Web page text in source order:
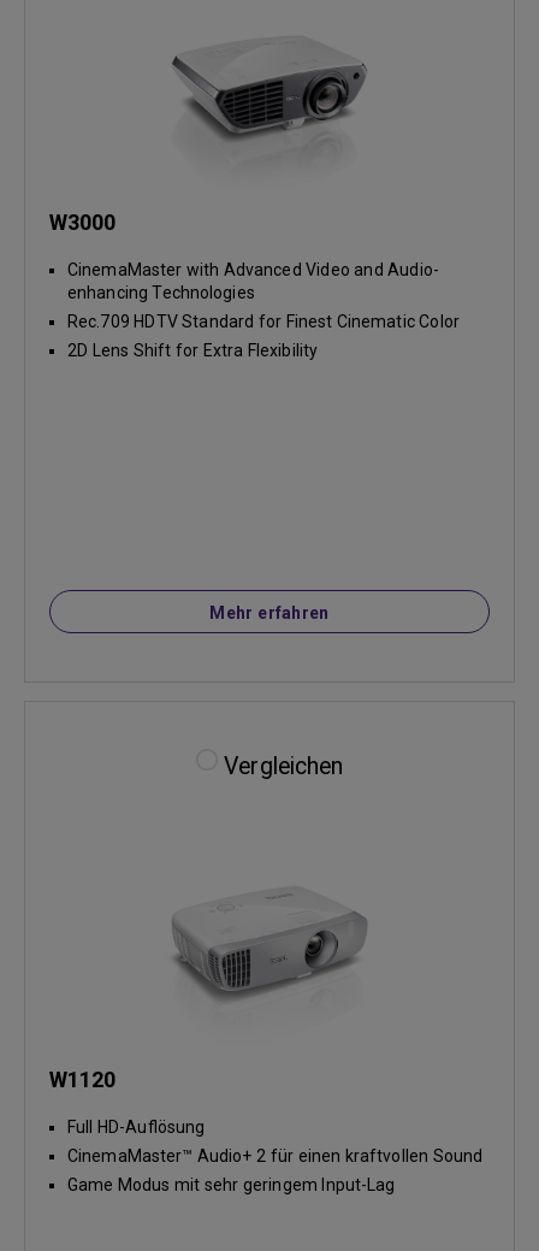
W3000
CinemaMaster with Advanced Video and Audio-
enhancing Technologies
Rec.709 HDTV Standard for Finest Cinematic Color
2D Lens Shift for Extra Flexibility
Mehr erfahren
Vergleichen
W1120
Full HD-Auflösung
CinemaMaster™ Audio+ 2 für einen kraftvollen Sound
Game Modus mit sehr geringem Input-Lag